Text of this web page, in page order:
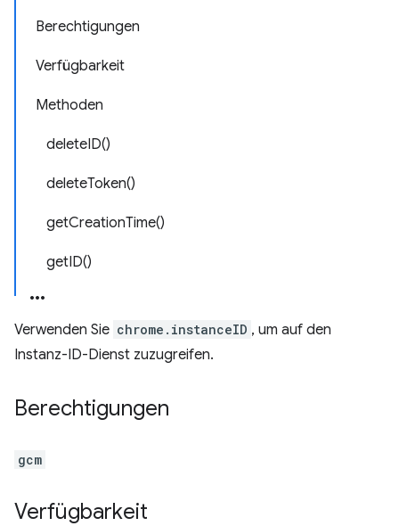
Berechtigungen
Verfügbarkeit
Methoden
deleteID()
deleteToken()
getCreationTime()
getID()
Verwenden Sie chrome.instanceID , um auf den
Instanz-ID-Dienst zuzugreifen.
Berechtigungen
gcm
Verfügbarkeit